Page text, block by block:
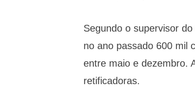
Segundo o supervisor
no ano passado 600 mil
entre maio e dezembro.
retificadoras.